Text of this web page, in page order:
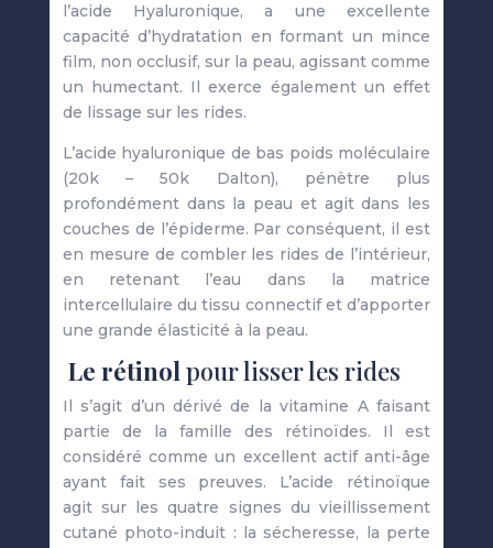
l’acide Hyaluronique, a une excellente
capacité d’hydratation en formant un mince
film, non occlusif, sur la peau, agissant comme
un humectant. Il exerce également un effet
de lissage sur les rides.
L’acide hyaluronique de bas poids moléculaire
(20k – 50k Dalton), pénètre plus
profondément dans la peau et agit dans les
couches de l’épiderme. Par conséquent, il est
en mesure de combler les rides de l’intérieur,
en retenant l’eau dans la matrice
intercellulaire du tissu connectif et d’apporter
une grande élasticité à la peau.
Le rétinolpour lisser les rides
Il s’agit d’un dérivé de la vitamine A faisant
partie de la famille des rétinoïdes. Il est
considéré comme un excellent actif anti-âge
ayant fait ses preuves. L’acide rétinoïque
agit sur les quatre signes du vieillissement
cutané photo-induit : la sécheresse, la perte